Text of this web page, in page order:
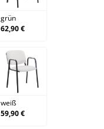
grün
62,90 €
weiß
weiß
59,90 €